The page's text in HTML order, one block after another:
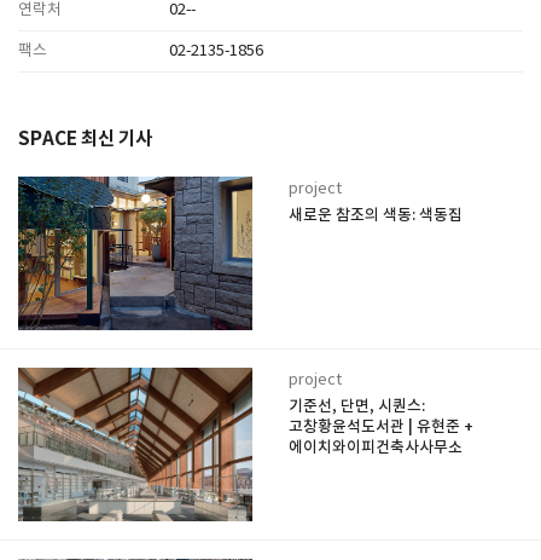
연락처 02--
팩스 02-2135-1856
SPACE 최신 기사
project
새로운 참조의 색동: 색동집
project
기준선, 단면, 시퀀스:
고창황윤석도서관 | 유현준 +
에이치와이피건축사사무소